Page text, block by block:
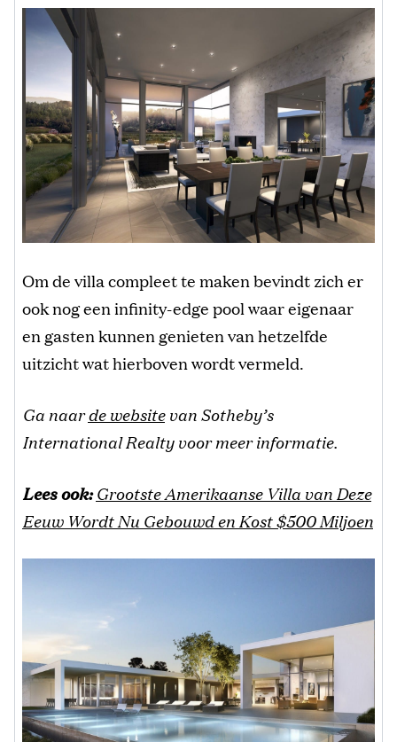
Om de villa compleet te maken bevindt zich er
ook nog een infinity-edge pool waar eigenaar
en gasten kunnen genieten van hetzelfde
uitzicht wat hierboven wordt vermeld.
Ga naarde websitevan Sotheby’s
International Realty voor meer informatie.
Lees ook:Grootste Amerikaanse Villa van Deze
Eeuw Wordt Nu Gebouwd en Kost $500 Miljoen